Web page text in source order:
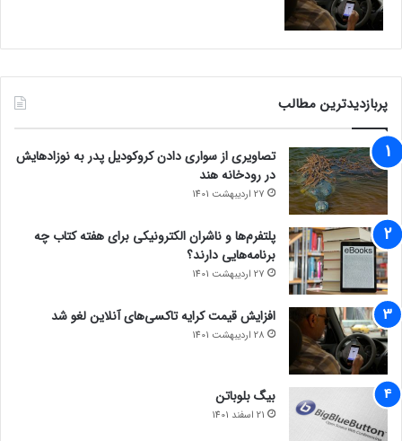
پربازدیدترین مطالب
تصاویری از سواری دادن کروکودیل پدر به نوزادهایش
در رودخانه هند
27 اردیبهشت 1401
پلتفرم‌ها و ناشران الکترونیکی برای هفته کتاب چه
برنامه‌هایی دارند؟
27 اردیبهشت 1401
افزایش قیمت کرایه تاکسی‌های آنلاین لغو شد
28 اردیبهشت 1401
بیگ بلوباتن
21 اسفند 1401